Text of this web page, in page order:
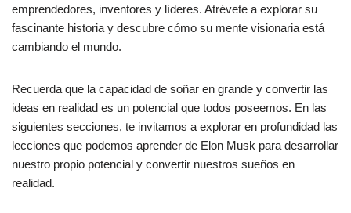
emprendedores, inventores y líderes. Atrévete a explorar su
fascinante historia y descubre cómo su mente visionaria está
cambiando el mundo.
Recuerda que la capacidad de soñar en grande y convertir las
ideas en realidad es un potencial que todos poseemos. En las
siguientes secciones, te invitamos a explorar en profundidad las
lecciones que podemos aprender de Elon Musk para desarrollar
nuestro propio potencial y convertir nuestros sueños en
realidad.